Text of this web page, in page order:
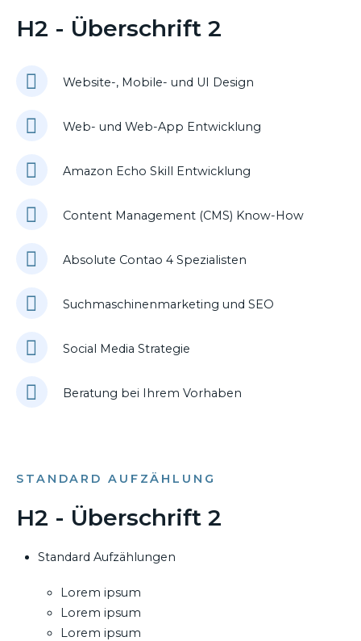
H2 - Überschrift 2
Website-, Mobile- und UI Design
Web- und Web-App Entwicklung
Amazon Echo Skill Entwicklung
Content Management (CMS) Know-How
Absolute Contao 4 Spezialisten
Suchmaschinenmarketing und SEO
Social Media Strategie
Beratung bei Ihrem Vorhaben
STANDARD AUFZÄHLUNG
H2 - Überschrift 2
Standard Aufzählungen
Lorem ipsum
Lorem ipsum
Lorem ipsum